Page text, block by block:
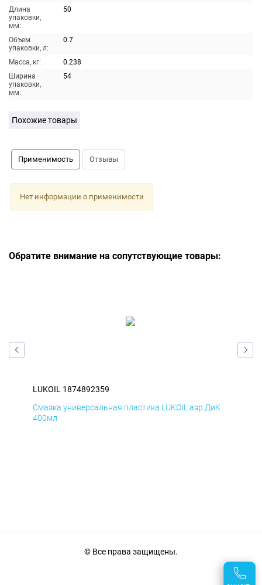
Длина
упаковки,
мм:
50
Объем
упаковки, л:
0.7
Масса, кг:
0.238
Ширина
упаковки,
мм:
54
Похожие товары
Применимость Отзывы
Нет информации о применимости
Обратите внимание на сопутствующие товары:
LUKOIL 1874892359
Смазка универсальная пластика LUKOIL аэр ДиК
400мл
© Все права защищены.